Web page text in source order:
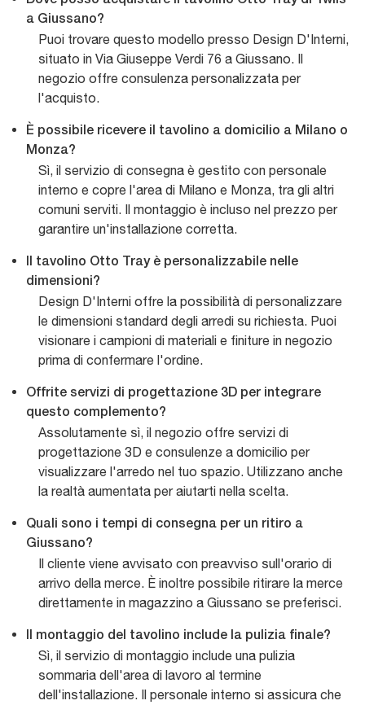
a Giussano?
Puoi trovare questo modello presso Design D'Interni,
situato in Via Giuseppe Verdi 76 a Giussano. Il
negozio offre consulenza personalizzata per
l'acquisto.
È possibile ricevere il tavolino a domicilio a Milano o
Monza?
Sì, il servizio di consegna è gestito con personale
interno e copre l'area di Milano e Monza, tra gli altri
comuni serviti. Il montaggio è incluso nel prezzo per
garantire un'installazione corretta.
Il tavolino Otto Tray è personalizzabile nelle
dimensioni?
Design D'Interni offre la possibilità di personalizzare
le dimensioni standard degli arredi su richiesta. Puoi
visionare i campioni di materiali e finiture in negozio
prima di confermare l'ordine.
Offrite servizi di progettazione 3D per integrare
questo complemento?
Assolutamente sì, il negozio offre servizi di
progettazione 3D e consulenze a domicilio per
visualizzare l'arredo nel tuo spazio. Utilizzano anche
la realtà aumentata per aiutarti nella scelta.
Quali sono i tempi di consegna per un ritiro a
Giussano?
Il cliente viene avvisato con preavviso sull'orario di
arrivo della merce. È inoltre possibile ritirare la merce
direttamente in magazzino a Giussano se preferisci.
Il montaggio del tavolino include la pulizia finale?
Sì, il servizio di montaggio include una pulizia
sommaria dell'area di lavoro al termine
dell'installazione. Il personale interno si assicura che